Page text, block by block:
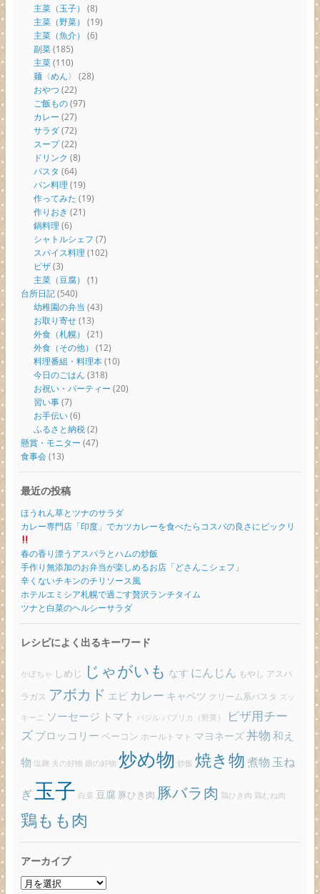
主菜（玉子） (8)
主菜（野菜） (19)
主菜（魚介） (6)
副菜(185)
主菜(110)
麺〈めん〉 (28)
おやつ (22)
ご飯もの(97)
カレー (27)
サラダ(72)
スープ(22)
ドリンク (8)
パスタ (64)
パン料理 (19)
作ってみた (19)
作りおき (21)
鍋料理 (6)
シャトルシェフ (7)
スパイス料理 (102)
ピザ(3)
主菜（豆腐） (1)
台所日記(540)
幼稚園の弁当 (43)
お取り寄せ(13)
外食（札幌） (21)
外食（その他） (12)
料理番組・料理本(10)
今日のごはん (318)
お祝い・パーティー (20)
習い事(7)
お手伝い(6)
ふるさと納税(2)
懸賞・モニター (47)
食事会(13)
最近の投稿
ほうれん草とツナのサラダ
カレー専門店「印度」でカツカレーを食べたらコスパの良さにビックリ
春の香り漂うアスパラとハムの炒飯
手作り無添加のお弁当が楽しめるお店「どさんこシェフ」
辛くないチキンのチリソース風
ホテルエミシア札幌で過ごす贅沢ランチタイム
ツナと白菜のヘルシーサラダ
レシピによく出るキーワード
かぼちゃ しめじ じゃがいも なす にんじん もやし アスパ
ラガス アボカド エビ カレー キャベツ クリーム系パスタ ズッ
キーニ ソーセージ トマト バジル パプリカ（野菜）
ピザ用チー
ズ ブロッコリー ベーコン ホールトマト マヨネーズ丼物 和え
物 塩麹 夫の好物 娘の好物 炒め物 炒飯 焼き物煮物 玉ね
ぎ玉子 白菜 豆腐 豚ひき肉 豚バラ肉 鶏ひき肉 鶏むね肉
鶏もも肉
アーカイブ
ア